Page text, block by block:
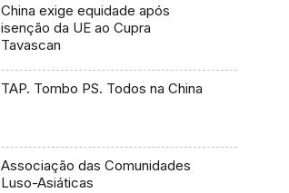
China exige equidade após
isenção da UE ao Cupra
Tavascan
TAP. Tombo PS. Todos na China
Associação das Comunidades
Luso-Asiáticas